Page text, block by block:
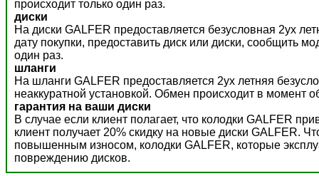
происходит только один раз.
диски
На диски GALFER предоставляется безусловная 2ух
дату покупки, предоставить диск или диски, сообщить
один раз.
шланги
На шланги GALFER предоставляется 2ух летняя
неаккуратной установкой. Обмен происходит в момент
гарантия на ваши диски
В случае если клиент полагает, что колодки GALFER
клиент получает 20% скидку на новые диски GALFER.
повышенным износом, колодки GALFER, которые
повреждению дисков.